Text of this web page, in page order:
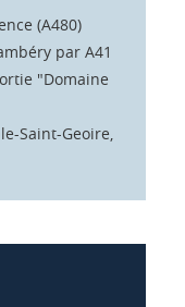
(A480)
par A41
"Domaine
Saint-Geoire,